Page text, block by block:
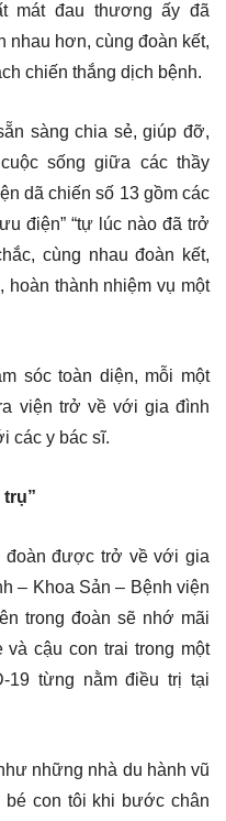
mát đau thương ấy đã
nhau hơn, cùng đoàn kết,
chiến thắng dịch bệnh.
sàng chia sẻ, giúp đỡ,
sống giữa các thầy
dã chiến số 13 gồm các
điện” “tự lúc nào đã trở
cùng nhau đoàn kết,
thành nhiệm vụ một
sóc toàn diện, mỗi một
viện trở về với gia đình
các y bác sĩ.
đoàn được trở về với gia
– Khoa Sản – Bệnh viện
trong đoàn sẽ nhớ mãi
cậu con trai trong một
19 từng nằm điều trị tại
những nhà du hành vũ
bé con tôi khi bước chân